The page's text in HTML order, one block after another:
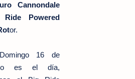
Cannondale
Ride Powered
or.
16 de
es el día,